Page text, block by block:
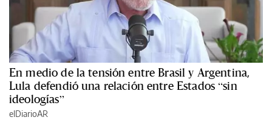
En medio de la tensión entre Brasil y Argentina,
Lula defendió una relación entre Estados “sin
ideologías”
elDiarioAR